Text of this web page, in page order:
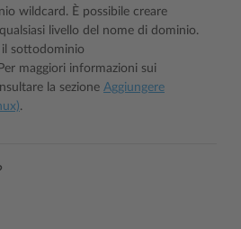
wildcard. È possibile creare
livello del nome di dominio.
il sottodominio
maggiori informazioni sui
la sezione Aggiungere
.